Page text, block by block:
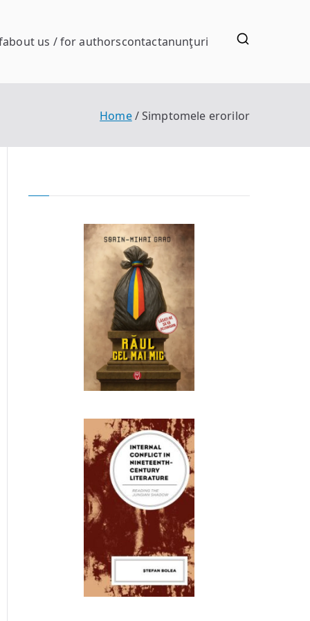
about us / for authorscontactanunţuri
Home Simptomele erorilor